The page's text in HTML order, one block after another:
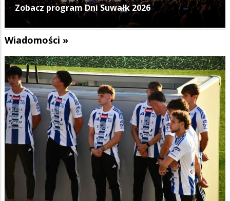
program Dni Suwałk 2026
Wiadomości »